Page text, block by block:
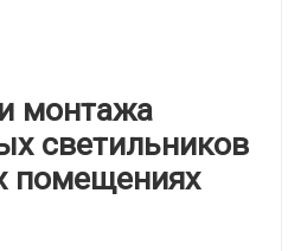
монтажа
светильников
помещениях